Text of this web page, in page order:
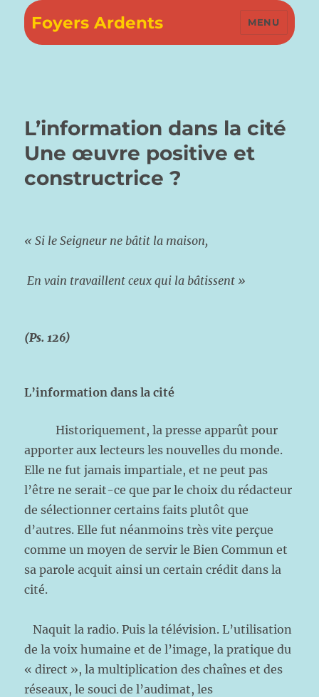
Foyers Ardents MENU
L’information dans la cité
Une œuvre positive et
constructrice ?
« Si le Seigneur ne bâtit la maison,
En vain travaillent ceux qui la bâtissent »
(Ps. 126)
L’information dans la cité
Historiquement, la presse apparût pour
apporter aux lecteurs les nouvelles du monde.
Elle ne fut jamais impartiale, et ne peut pas
l’être ne serait-ce que par le choix du rédacteur
de sélectionner certains faits plutôt que
d’autres. Elle fut néanmoins très vite perçue
comme un moyen de servir le Bien Commun et
sa parole acquit ainsi un certain crédit dans la
cité.
Naquit la radio. Puis la télévision. L’utilisation
de la voix humaine et de l’image, la pratique du
« direct », la multiplication des chaînes et des
réseaux, le souci de l’audimat, les